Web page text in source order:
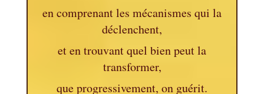
en comprenant les mécanismes qui la
déclenchent,
et en trouvant quel bien peut la
transformer,
que progressivement, on guérit.